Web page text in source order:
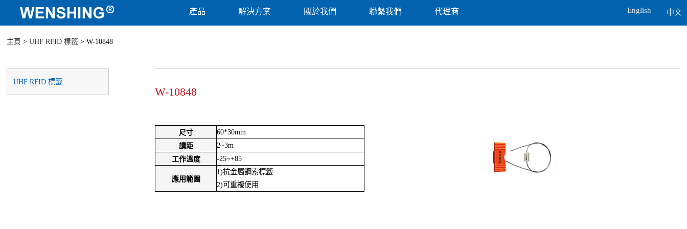
產品 解決方案 關於我們 聯繫我們 代理商 中文
English
主頁 >UHF RFID 標籤 > W-10848
UHF RFID 標籤
W-10848
尺寸 60*30mm
讀距 2~3m
工作溫度 -25~+85
應用範圍
1)抗金屬鋼索標籤
2)可重複使用